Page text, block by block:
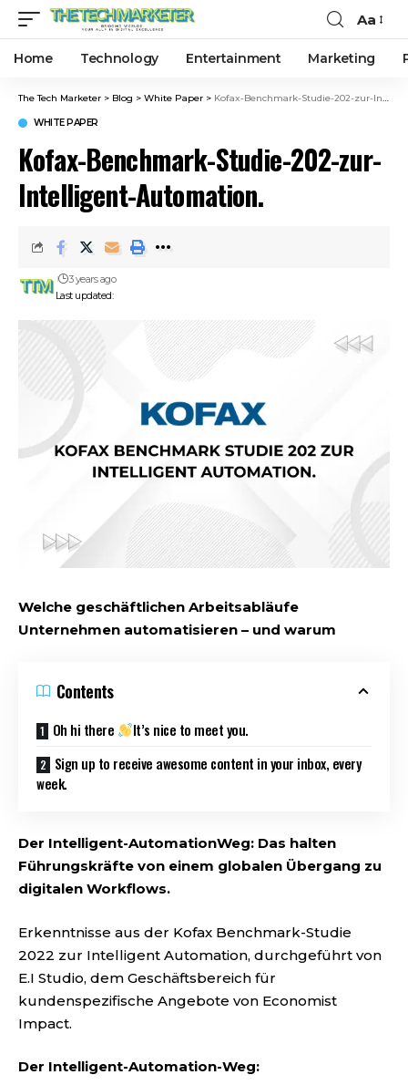
Aa
Home Technology Entertainment Marketing
The Tech Marketer > Blog > White Paper > Kofax-Benchmark-Studie-202-zur-Intelligent-Automation.
WHITE PAPER
Kofax-Benchmark-Studie-202-zur-
Intelligent-Automation.
Last updated:
3 years ago
Welche geschäftlichen Arbeitsabläufe
Unternehmen automatisieren – und warum
Contents
Oh hi there
It’s nice to meet you.
Sign up to receive awesome content in your inbox, every
week.
Der Intelligent-AutomationWeg: Das halten
Führungskräfte von einem globalen Übergang zu
digitalen Workflows.
Erkenntnisse aus der Kofax Benchmark-Studie
2022 zur Intelligent Automation, durchgeführt von
E.I Studio, dem Geschäftsbereich für
kundenspezifische Angebote von Economist
Impact.
Der Intelligent-Automation-Weg: